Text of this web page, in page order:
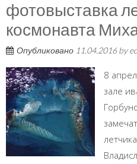
фотовыставка
космонавта
Опубликовано 11.04.2016by
8
зале